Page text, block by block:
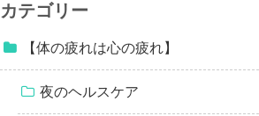
カテゴリー
【体の疲れは心の疲れ】
夜のヘルスケア